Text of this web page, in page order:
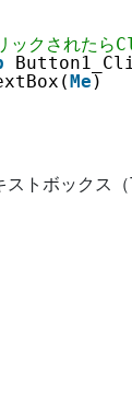
ックされたら
Me )
ストボックス